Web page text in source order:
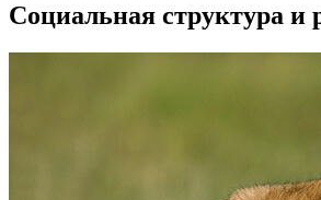
Социальная структура и